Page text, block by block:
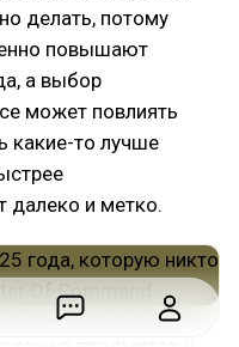
делать, потому
повышают
а выбор
может повлиять
какие-то лучше
далеко и метко.